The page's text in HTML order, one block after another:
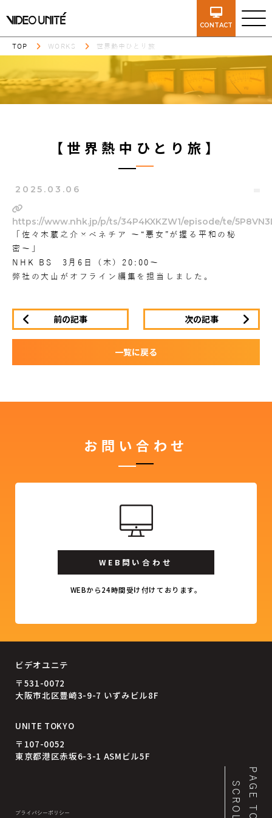
CONTACT
TOP WORKS 世界熱中ひとり旅
【世界熱中ひとり旅】
2025.03.06
https://www.nhk.jp/p/ts/34P4KXKZW1/episode/te/
「佐々木蔵之介×ベネチア 〜“悪女”が握る平和の秘
密〜」
NHK BS 3月6日（木）20:00〜
弊社の大山がオフライン編集を担当しました。
前の記事 次の記事
一覧に戻る
お問い合わせ
WEB問い合わせ
WEBから24時間受け付けております。
ビデオユニテ
〒531-0072
大阪市北区豊崎3-9-7 いずみビル8F
UNITE TOKYO
〒107-0052
東京都港区赤坂6-3-1 ASMビル5F
プライバシーポリシー SCROLLPAGE TOP